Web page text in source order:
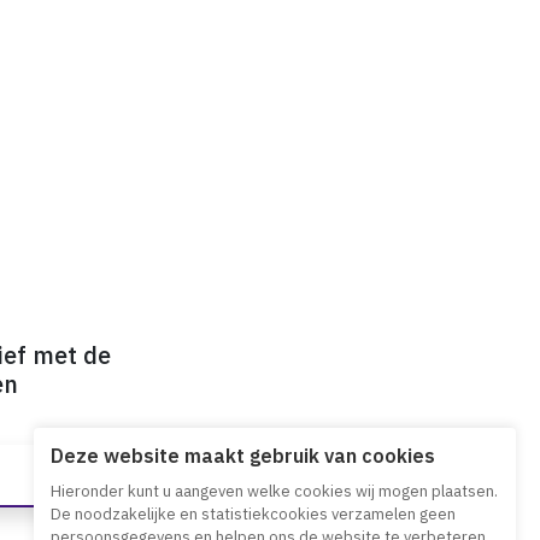
met de
Deze website maakt gebruik van cookies
Hieronder kunt u aangeven welke cookies wij mogen plaatsen.
De noodzakelijke en statistiekcookies verzamelen geen